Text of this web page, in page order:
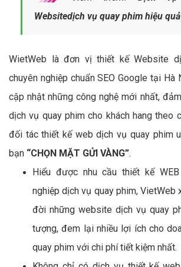
Websitedịch vụ quay phim hiệu quả
WietWeb là đơn vị thiết kế Website
chuyên nghiệp chuẩn SEO Google tại Hà
cập nhật những công nghệ mới nhất,
dịch vụ quay phim cho khách hang theo
đối tác thiết kế web dịch vụ quay phim
bạn “CHỌN MẶT GỬI VÀNG”.
Hiểu được nhu cầu thiết kế
nghiệp dịch vụ quay phim, VietWeb
đời những website dịch vụ quay
tượng, đem lại nhiều lợi ích cho
quay phim với chi phí tiết kiệm nhất.